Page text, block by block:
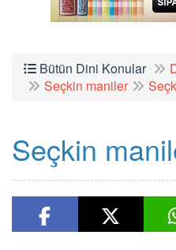
Bütün Dini Konular
Seçkin maniler
Seçkin